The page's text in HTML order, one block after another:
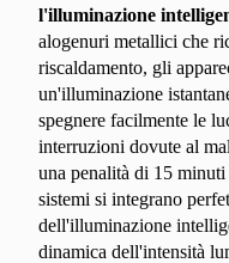
l'illuminazione
alogenuri metallici che
riscaldamento, gli
un'illuminazione
spegnere facilmente le
interruzioni dovute al
una penalità di 15
sistemi si integrano
dell'illuminazione
dinamica dell'intensità